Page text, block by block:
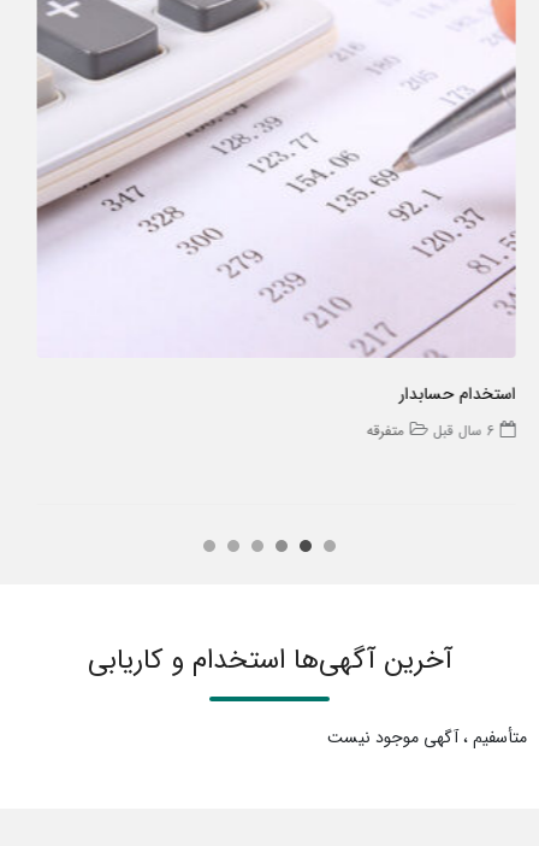
آخرین آگهی‌ها استخدام و کاریابی
متأسفیم ، آگهی موجود نیست